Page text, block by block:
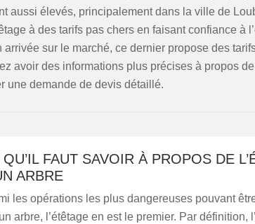
aussi élevés, principalement dans la ville de
à des tarifs pas chers en faisant confiance à
sur le marché, ce dernier propose des
avoir des informations plus précises à propos
une demande de devis détaillé.
QU’IL FAUT SAVOIR À PROPOS DE
ARBRE
les opérations les plus dangereuses pouvant
arbre, l’étêtage en est le premier. Par définition,